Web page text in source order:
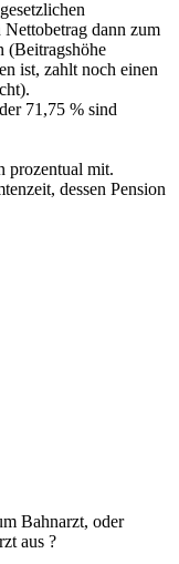
Nettobetrag dann zum
(Beitragshöhe
ist, zahlt noch einen
71,75 % sind
prozentual mit.
dessen Pension
Bahnarzt, oder
aus ?